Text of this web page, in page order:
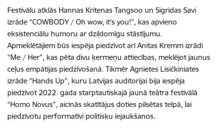
Festivālu atklās Hannas Kritenas Tangsoo un Sigridas Savi
izrāde “COWBODY / Oh wow, it's you!”, kas apvieno
eksistenciālu humoru ar dziļdomīgu stāstījumu.
Apmeklētājiem būs iespēja piedzīvot arī Anitas Kremm izrādi
“Me / Her”, kas pēta divu ķermeņu attiecības, meklējot jaunus
ceļus empātijas piedzīvošanā. Tikmēr Agnietes Lisičkiniates
izrāde “Hands Up”, kuru Latvijas auditorijai bija iespēja
piedzīvot 2022. gada starptautiskajā jaunā teātra festivālā
“Homo Novus”, aicinās skatītājus doties pilsētas telpā, lai
piedzīvotu performatīvi politisku iejaukšanos.